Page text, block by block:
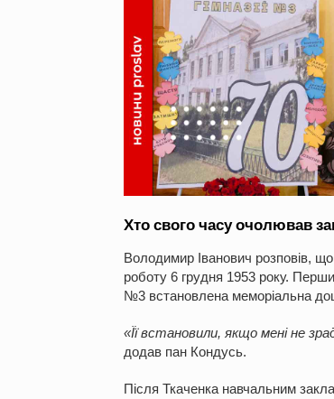
Хто свого часу очолював
Володимир Іванович розповів,
роботу 6 грудня 1953 року.
№3 встановлена меморіальна
«Її встановили, якщо мені не
додав пан Кондусь.
Після Ткаченка навчальним